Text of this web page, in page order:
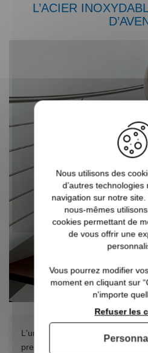
L’ACIER
L'un des matériaux les plus
preuves et est aujourd'hui
Nous utilisons des
d’autres technologies
navigation sur notre
nous-mêmes
cookies permettant de
de vous offrir une
Vous pourrez modifier
moment en cliquant sur
n'importe
Refuser les